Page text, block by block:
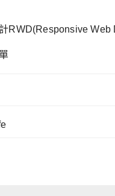
RWD(Responsive Web